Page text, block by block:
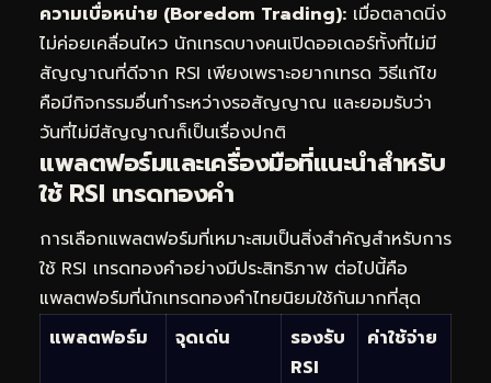
ความเบื่อหน่าย (Boredom Trading): เมื่อตลาดนิ่ง
ไม่ค่อยเคลื่อนไหว นักเทรดบางคนเปิดออเดอร์ทั้งที่ไม่มี
สัญญาณที่ดีจาก RSI เพียงเพราะอยากเทรด วิธีแก้ไข
คือมีกิจกรรมอื่นทำระหว่างรอสัญญาณ และยอมรับว่า
วันที่ไม่มีสัญญาณก็เป็นเรื่องปกติ
แพลตฟอร์มและเครื่องมือที่แนะนำสำหรับ
ใช้ RSI เทรดทองคำ
การเลือกแพลตฟอร์มที่เหมาะสมเป็นสิ่งสำคัญสำหรับการ
ใช้ RSI เทรดทองคำอย่างมีประสิทธิภาพ ต่อไปนี้คือ
แพลตฟอร์มที่นักเทรดทองคำไทยนิยมใช้กันมากที่สุด
แพลตฟอร์ม
จุดเด่น
รองรับ
RSI
ค่าใช้จ่าย